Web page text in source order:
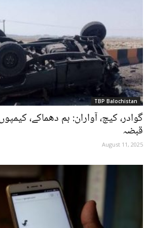
TBP Balochistan
گوادر، کیچ، آواران: بم دھماکے،
قبضہ
August 11, 2025